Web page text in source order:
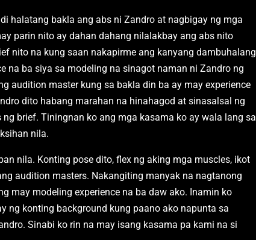
halatang bakla ang abs ni Zandro at nagbigay ng mga
parin nito ay dahan dahang nilalakbay ang abs nito
nito na kung saan nakapirme ang kanyang dambuhalang
na ba siya sa modeling na sinagot naman ni Zandro ng
audition master kung sa bakla din ba ay may experience
dito habang marahan na hinahagod at sinasalsal ng
brief. Tiningnan ko ang mga kasama ko ay wala lang sa
nila.
nila. Konting pose dito, flex ng aking mga muscles, ikot
audition masters. Nakangiting manyak na nagtanong
may modeling experience na ba daw ako. Inamin ko
ng konting background kung paano ako napunta sa
Sinabi ko rin na may isang kasama pa kami na si